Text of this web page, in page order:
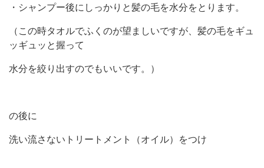
・シャンプー後にしっかりと髪の毛を水分をとります。
（この時タオルでふくのが望ましいですが、髪の毛をギュ
ッギュッと握って
水分を絞り出すのでもいいです。）
の後に
洗い流さないトリートメント（オイル）をつけ